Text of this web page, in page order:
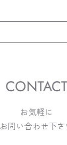
CONTACT
お気軽に
お問い合わせ下さ